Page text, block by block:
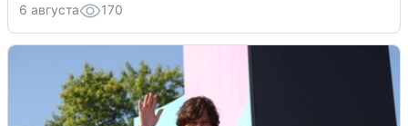
6 августа 170